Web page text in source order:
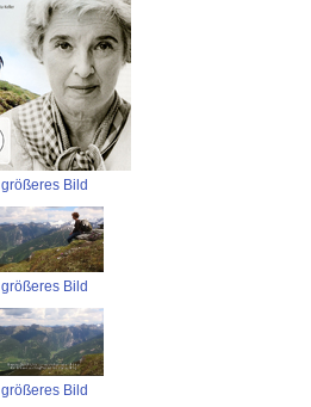
größeres Bild
größeres Bild
größeres Bild